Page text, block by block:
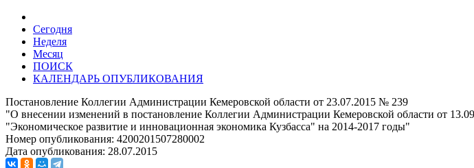
Сегодня
Неделя
Месяц
ПОИСК
КАЛЕНДАРЬ ОПУБЛИКОВАНИЯ
Постановление Коллегии Администрации Кемеровской области от 23.07.2015 № 239
"О внесении изменений в постановление Коллегии Администрации Кемеровской области от
"Экономическое развитие и инновационная экономика Кузбасса" на 2014-2017 годы"
Номер опубликования: 4200201507280002
Дата опубликования: 28.07.2015